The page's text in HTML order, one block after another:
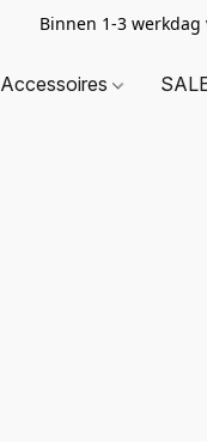
Binnen 1-3
Accessoires